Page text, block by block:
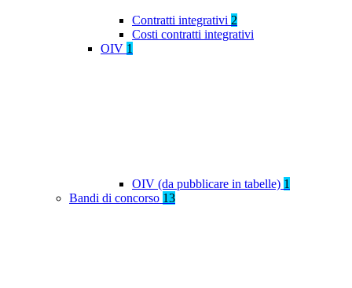
Contratti integrativi 2
Costi contratti integrativi
OIV 1
OIV (da pubblicare in tabelle) 1
Bandi di concorso 13